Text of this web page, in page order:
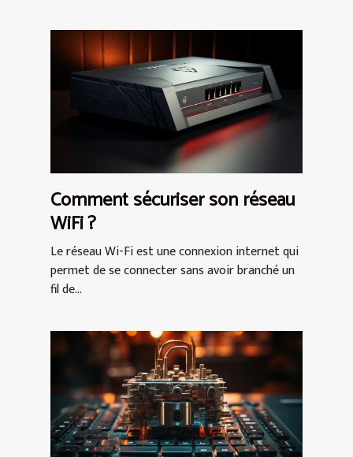
Comment sécuriser son réseau
WiFi ?
Le réseau Wi-Fi est une connexion internet qui
permet de se connecter sans avoir branché un
fil de...